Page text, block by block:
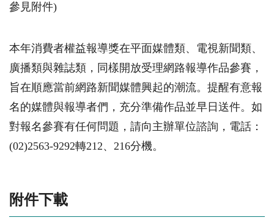
參見附件)
本年消費者權益報導獎在平面媒體類、電視新聞類、
廣播類與雜誌類，同樣開放受理網路報導作品參賽，
旨在順應當前網路新聞媒體興起的潮流。提醒有意報
名的媒體與報導者們，充分準備作品並早日送件。如
對報名參賽有任何問題，請向主辦單位諮詢，電話：
(02)2563-9292轉212、216分機。
附件下載